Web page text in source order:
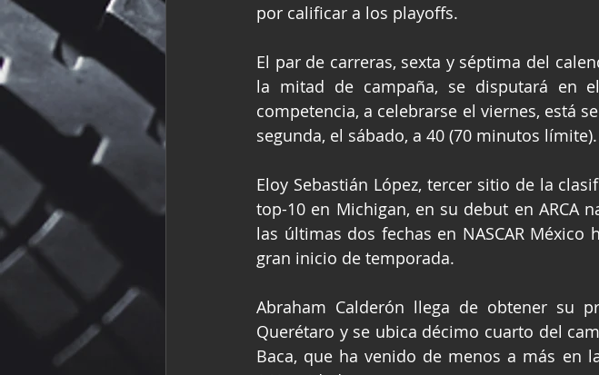
por calificar a los playoffs.
El par de carreras, sexta y séptima del
la mitad de campaña, se disputará en
competencia, a celebrarse el viernes, está
segunda, el sábado, a 40 (70 minutos límite).
Eloy Sebastián López, tercer sitio de la
top-10 en Michigan, en su debut en ARCA
las últimas dos fechas en NASCAR
gran inicio de temporada.
Abraham Calderón llega de obtener su
Querétaro y se ubica décimo cuarto del
Baca, que ha venido de menos a más en